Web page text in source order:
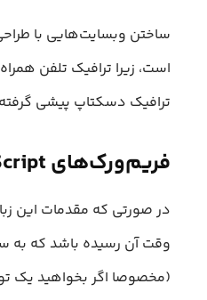
ساختن وبسایت‌هایی با
است، زیرا ترافیک تلفن
ترافیک دسکتاپ پیشی
فریم‌ورک‌های JavaScript
در صورتی که مقدمات این
وقت آن رسیده باشد که به
(مخصوصا اگر بخواهید